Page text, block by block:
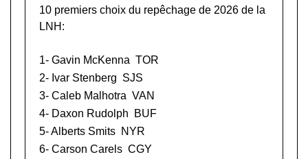
10 premiers choix du repêchage de 2026 de la
LNH:
1- Gavin McKenna TOR
2- Ivar Stenberg SJS
3- Caleb Malhotra VAN
4- Daxon Rudolph
BUF
5-Alberts Smits NYR
6- Carson Carels CGY